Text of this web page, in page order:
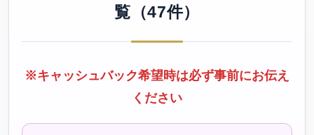
シティファミリー向島（公社・定住促進）待機予約受付
覧（47件）
※キャッシュバック希望時は必ず事前にお伝え
ください